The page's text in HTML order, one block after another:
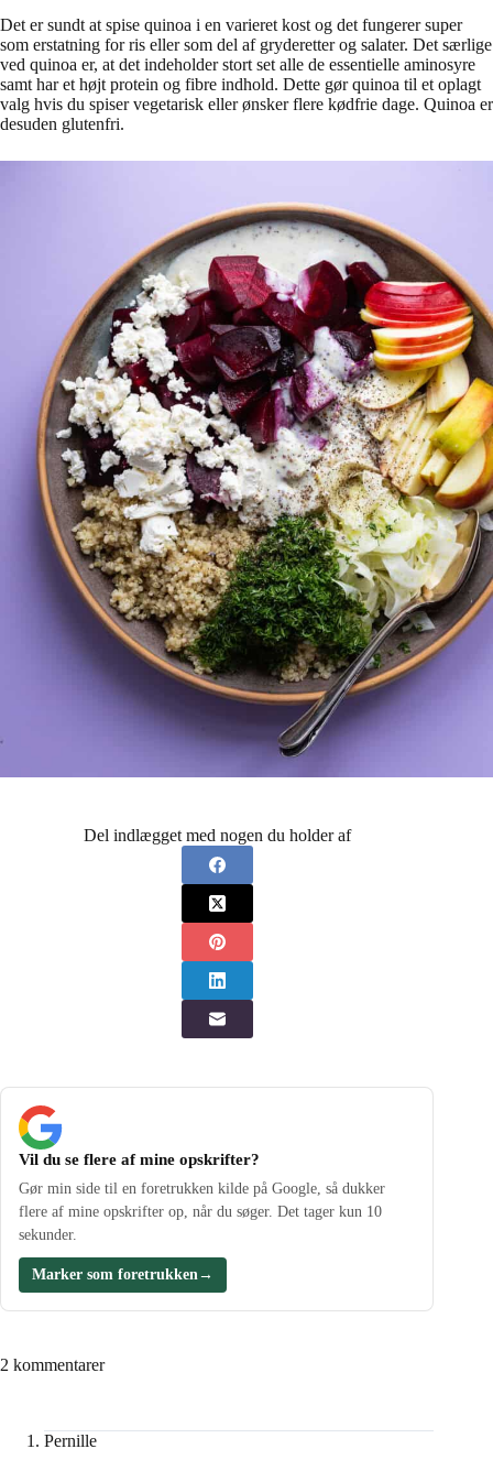
Det er sundt at spise quinoa i en varieret kost og det fungerer super
som erstatning for ris eller som del af gryderetter og salater. Det særlige
ved quinoa er, at det indeholder stort set alle de essentielle aminosyre
samt har et højt protein og fibre indhold. Dette gør quinoa til et oplagt
valg hvis du spiser vegetarisk eller ønsker flere kødfrie dage. Quinoa er
desuden glutenfri.
Del indlægget med nogen du holder af
Vil du se flere af mine opskrifter?
Gør min side til en foretrukken kilde på Google, så dukker
flere af mine opskrifter op, når du søger. Det tager kun 10
sekunder.
Marker som foretrukken →
2 kommentarer
Pernille